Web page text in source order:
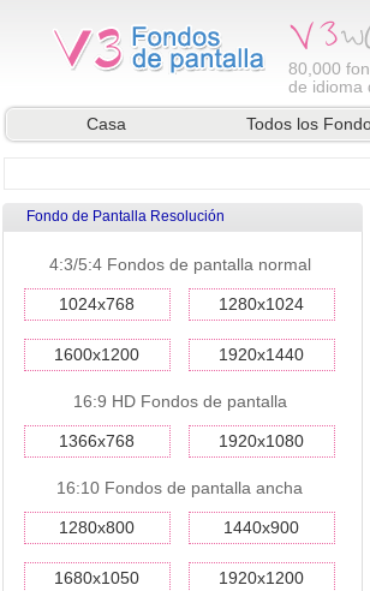
80,000
de idioma
Casa
Todos los
Fondo de Pantalla Resolución
4:3/5:4 Fondos de pantalla normal
1024x768 1280x1024
1600x1200 1920x1440
16:9 HD Fondos de pantalla
1366x768 1920x1080
16:10 Fondos de pantalla ancha
1280x800 1440x900
1680x1050 1920x1200